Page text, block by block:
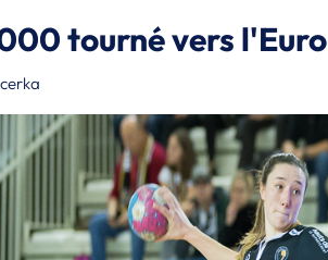
tourné vers l'Euro